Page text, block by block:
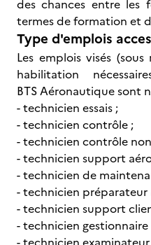
des chances entre les
termes de formation et
Type d'emplois
Les emplois visés
habilitation
BTS Aéronautique sont
- technicien essais ;
- technicien contrôle ;
- technicien contrôle
- technicien support
- technicien de
- technicien
- technicien support
- technicien